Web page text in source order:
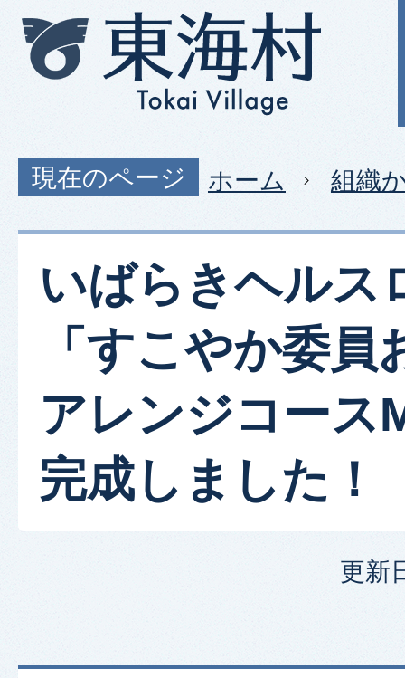
現在のページ ホーム 組織
いばらきヘルス
「すこやか委員
アレンジコース
完成しました！
更新